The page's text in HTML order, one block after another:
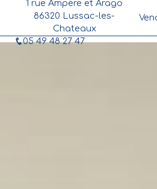
1 rue Ampère et Arago
86320 Lussac-les-
Chateaux
05 49 48 27 47
Panneau de gestion des